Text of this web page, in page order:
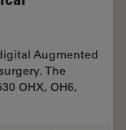
Augmented
The
OHX, OH6,